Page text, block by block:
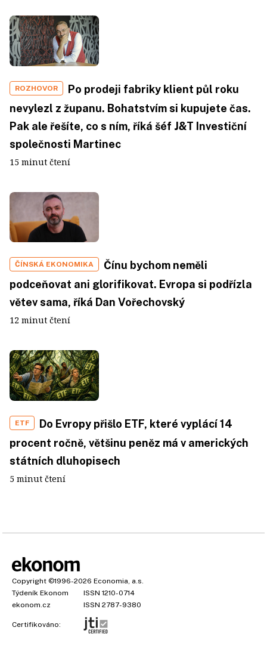
ROZHOVOR
Po prodeji fabriky klient půl roku
nevylezl z županu. Bohatstvím si kupujete čas.
Pak ale řešíte, co s ním, říká šéf J&T Investiční
společnosti Martinec
15 minut čtení
ČÍNSKÁ EKONOMIKA
Čínu bychom neměli
podceňovat ani glorifikovat. Evropa si podřízla
větev sama, říká Dan Vořechovský
12 minut čtení
ETF
Do Evropy přišlo ETF, které vyplácí 14
procent ročně, většinu peněz má v amerických
státních dluhopisech
5 minut čtení
Copyright ©1996-2026 Economia, a.s.
Týdeník Ekonom
ISSN 1210-0714
ekonom.cz
ISSN 2787-9380
Certifikováno: